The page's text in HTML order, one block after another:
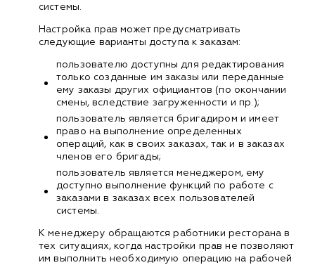
системы.
Настройка прав может предусматривать
следующие варианты доступа к заказам:
пользователю доступны для редактирования
только созданные им заказы или переданные
ему заказы других официантов (по окончании
смены, вследствие загруженности и пр.);
пользователь является бригадиром и имеет
право на выполнение определенных
операций, как в своих заказах, так и в заказах
членов его бригады;
пользователь является менеджером, ему
доступно выполнение функций по работе с
заказами в заказах всех пользователей
системы.
К менеджеру обращаются работники ресторана в
тех ситуациях, когда настройки прав не позволяют
им выполнить необходимую операцию на рабочей